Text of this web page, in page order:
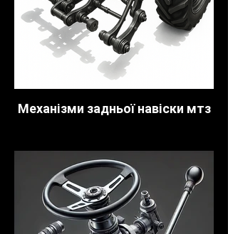
Механізми задньої навіски мтз